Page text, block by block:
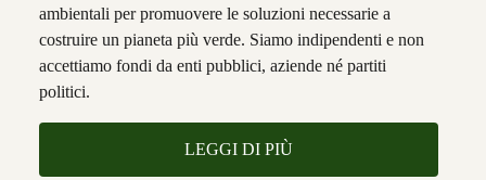
ambientali per promuovere le soluzioni necessarie a
costruire un pianeta più verde. Siamo indipendenti e non
accettiamo fondi da enti pubblici, aziende né partiti
politici.
LEGGI DI PIÙ